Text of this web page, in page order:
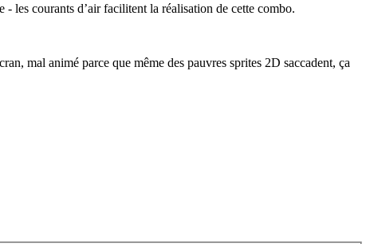
- les courants d’air facilitent la réalisation de cette combo.
mal animé parce que même des pauvres sprites 2D saccadent, ça